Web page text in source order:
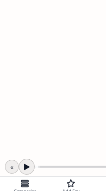
«
▶